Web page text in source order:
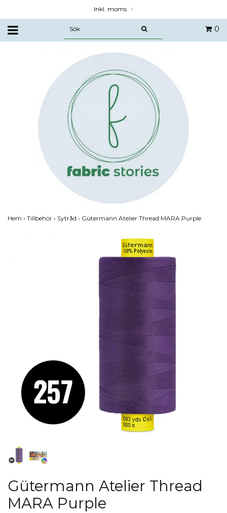
Inkl. moms ▾
0
Hem › Tillbehör › Sytråd › Gütermann Atelier Thread MARA Purple
Gütermann Atelier Thread
MARA Purple